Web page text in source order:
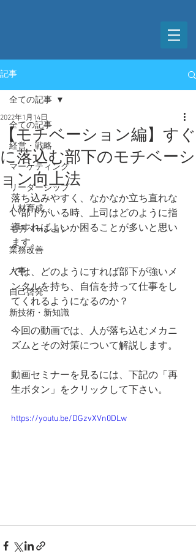
記事
全ての記事
経営・戦略
マーケティング
リーダーシップ
人材育成
モチベーション
業務改善
人事
自己啓発
新技術・新知識
全ての記事
【モチベーション編】すぐ
に落込む部下のモチベーシ
ョン向上法
2022年1月14日
落ち込みやすく、なかなか立ち直れな
い部下がいる時、上司はどのように指
導すればよいか困ることが多いと思い
ます。
では、どのようにすれば部下が強いメ
ンタルを持ち、自信を持って仕事をし
てくれるようになるのか？
今回の動画では、人が落ち込むメカニ
ズムとその対策について解説します。
動画セミナーを見るには、下記の「再
生ボタン」をクリックして下さい。
https://youtu.be/DGzvXVn0DLw